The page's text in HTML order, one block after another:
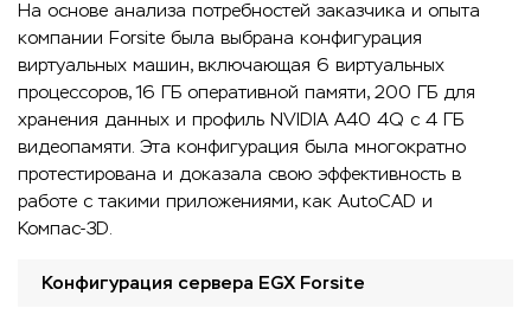
На основе анализа потребностей заказчика и опыта
компании Forsite была выбрана конфигурация
виртуальных машин, включающая 6 виртуальных
процессоров, 16 ГБ оперативной памяти, 200 ГБ для
хранения данных и профиль NVIDIA A40 4Q с 4 ГБ
видеопамяти. Эта конфигурация была многократно
протестирована и доказала свою эффективность в
работе с такими приложениями, как AutoCAD и
Компас-3D.
Конфигурация сервера EGX Forsite